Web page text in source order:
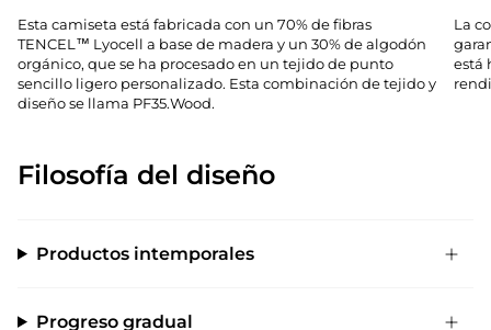
Esta camiseta está fabricada con un 70% de fibras
TENCEL™ Lyocell a base de madera y un 30% de algodón
orgánico, que se ha procesado en un tejido de punto
sencillo ligero personalizado. Esta combinación de tejido y
diseño se llama PF35.Wood.
La
está
Filosofía del diseño
Productos intemporales
Progreso gradual